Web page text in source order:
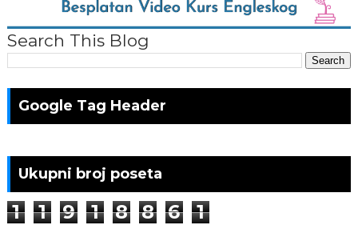
Search This Blog
Google Tag Header
Ukupni broj poseta
1 1 9 1 8 8 6 1